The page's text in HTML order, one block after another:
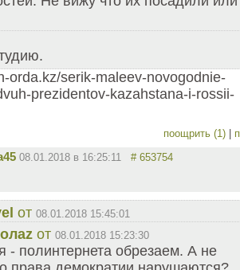
orda.kz/serik-maleev-novogodnie-
prezidentov-kazahstana-i-rossii-
поощрить (1)
08.01.2018 в 16:25:11 # 653754
от 08.01.2018 15:45:01
от 08.01.2018 15:23:30
- полинтернета обрезаем. А не